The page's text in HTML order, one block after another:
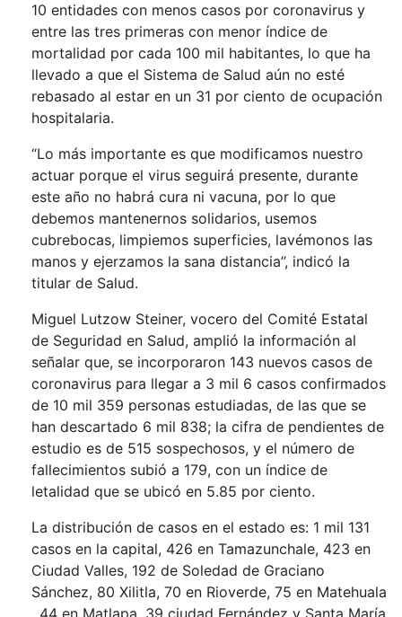
10 entidades con menos casos por coronavirus y
entre las tres primeras con menor índice de
mortalidad por cada 100 mil habitantes, lo que ha
llevado a que el Sistema de Salud aún no esté
rebasado al estar en un 31 por ciento de ocupación
hospitalaria.
“Lo más importante es que modificamos nuestro
actuar porque el virus seguirá presente, durante
este año no habrá cura ni vacuna, por lo que
debemos mantenernos solidarios, usemos
cubrebocas, limpiemos superficies, lavémonos las
manos y ejerzamos la sana distancia”, indicó la
titular de Salud.
Miguel Lutzow Steiner, vocero del Comité Estatal
de Seguridad en Salud, amplió la información al
señalar que, se incorporaron 143 nuevos casos de
coronavirus para llegar a 3 mil 6 casos confirmados
de 10 mil 359 personas estudiadas, de las que se
han descartado 6 mil 838; la cifra de pendientes de
estudio es de 515 sospechosos, y el número de
fallecimientos subió a 179, con un índice de
letalidad que se ubicó en 5.85 por ciento.
La distribución de casos en el estado es: 1 mil 131
casos en la capital, 426 en Tamazunchale, 423 en
Ciudad Valles, 192 de Soledad de Graciano
Sánchez, 80 Xilitla, 70 en Rioverde, 75 en Matehuala